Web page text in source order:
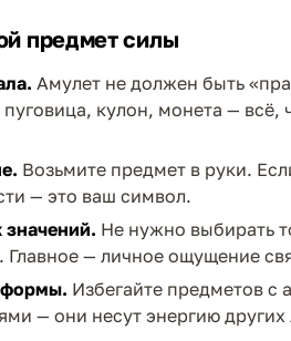
предмет силы
Амулет не должен быть
кулон, монета — всё,
Возьмите предмет в руки.
— это ваш символ.
значений. Не нужно выбирать
Главное — личное ощущение
формы. Избегайте предметов с
— они несут энергию других